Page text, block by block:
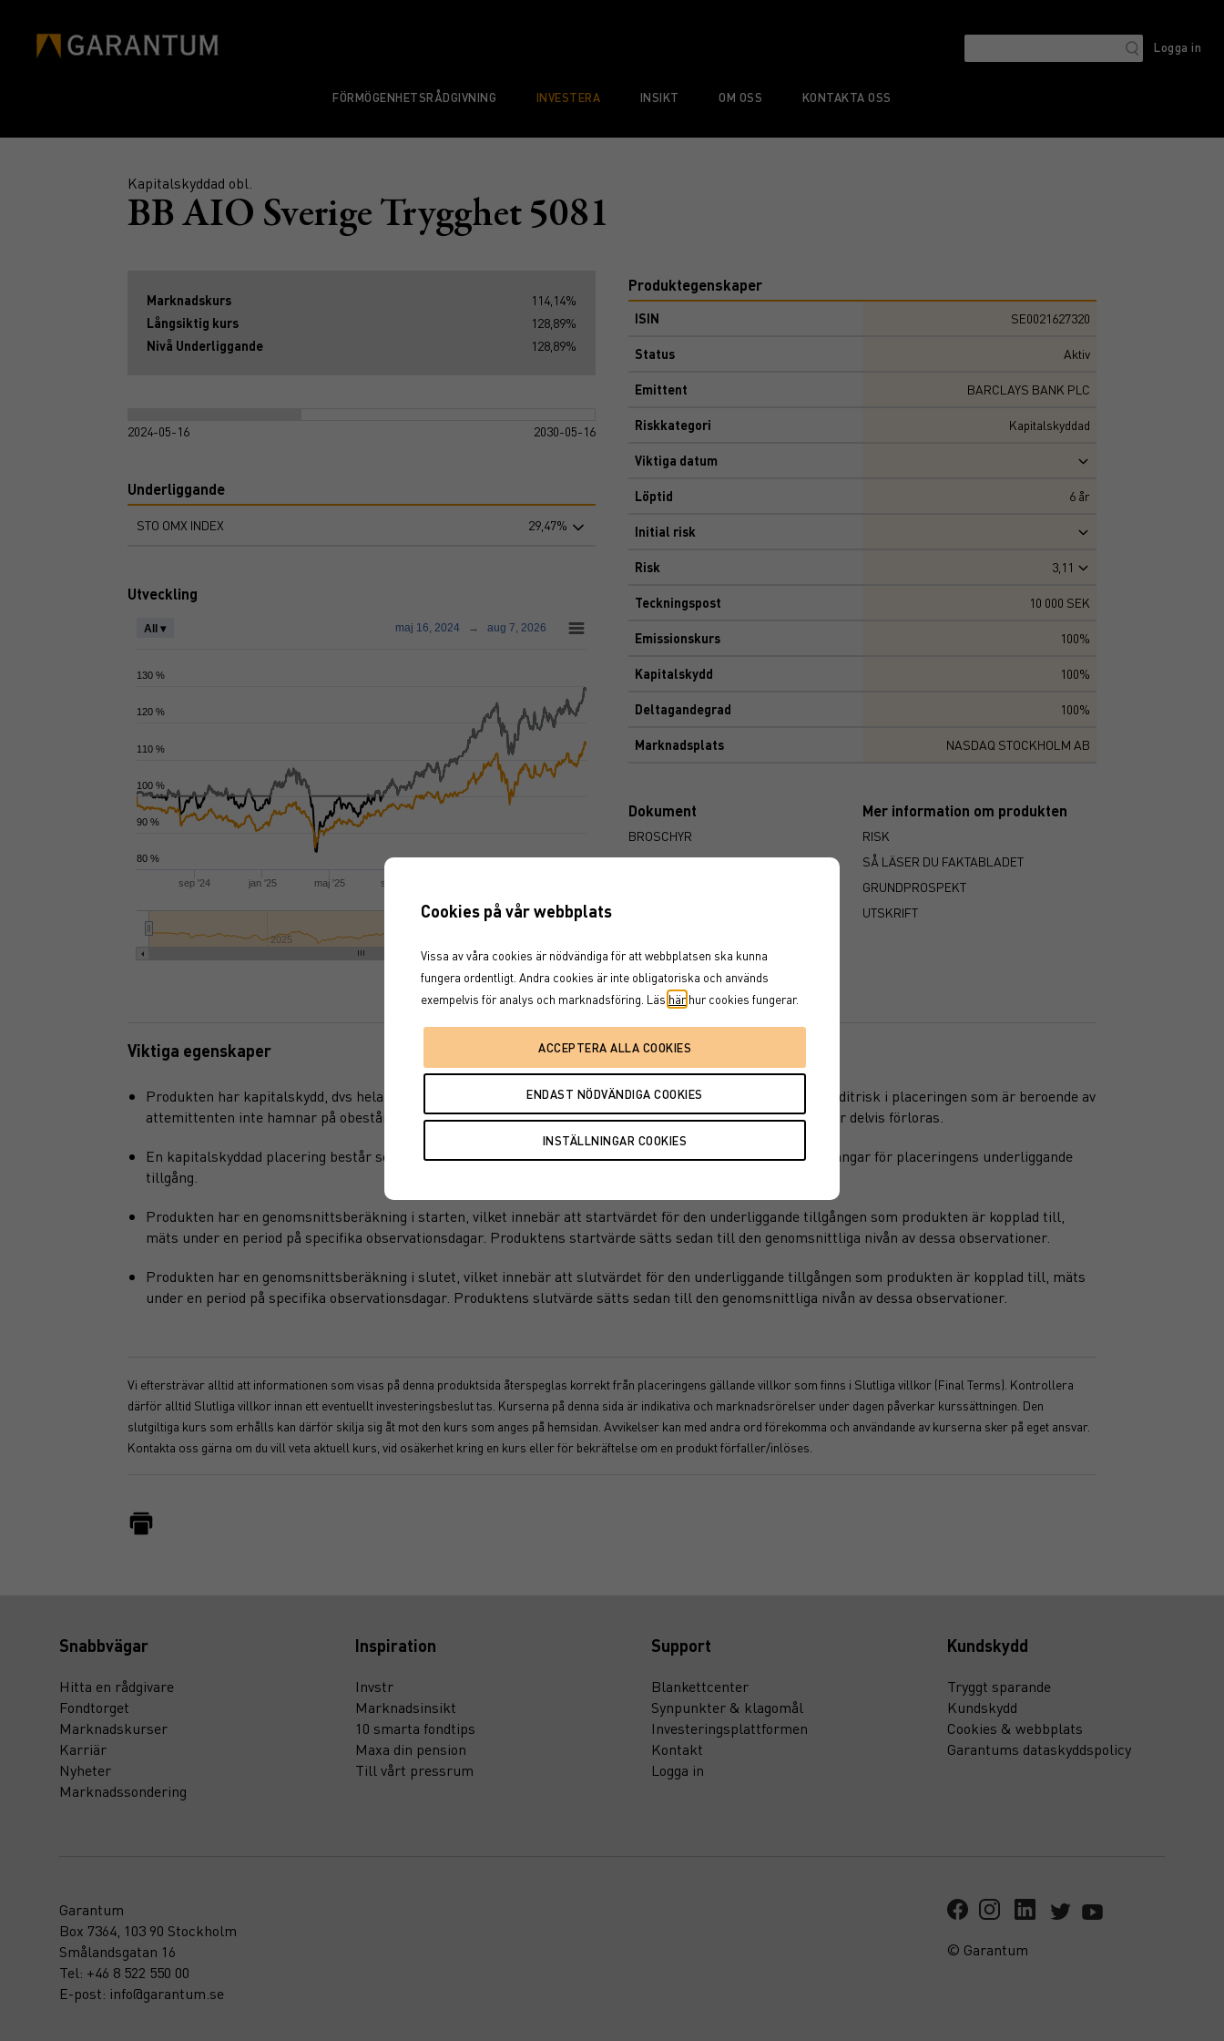
Logga in
FÖRMÖGENHETSRÅDGIVNING INVESTERA INSIKT OM OSS KONTAKTA OSS
Kapitalskyddad obl.
BB AIO Sverige Trygghet 5081
Marknadskurs
114,14%
Långsiktig kurs
128,89%
Nivå Underliggande
128,89%
2024-05-16 2030-05-16
Underliggande
STO OMX INDEX 29,47%
Utveckling
sep '24 jan '25 maj '25 sep '25
2025
80 %
90 %
100 %
110 %
120 %
130 %
All ▾ maj 16, 2024 → aug 7, 2026
Produktegenskaper
ISIN SE0021627320
Status Aktiv
Emittent BARCLAYS BANK PLC
Riskkategori Kapitalskyddad
Viktiga datum
Löptid 6 år
Initial risk
Risk 3,11
Teckningspost 10 000 SEK
Emissionskurs 100%
Kapitalskydd 100%
Deltagandegrad 100%
Marknadsplats NASDAQ STOCKHOLM AB
Dokument
BROSCHYR
SLUTLIGA VILLKOR
Mer information om produkten
RISK
SÅ LÄSER DU FAKTABLADET
GRUNDPROSPEKT
UTSKRIFT
Viktiga egenskaper
Produkten har kapitalskydd, dvs hela det investerade kapitalet är skyddat vid löptidens slut. Det finns en kreditrisk i placeringen som är beroende av
attemittenten inte hamnar på obestånd eller försätts i konkurs vilket kan leda till att en investering helt eller delvis förloras.
En kapitalskyddad placering består som regel av en deltagandegrad som multipliceras med eventuella uppgångar för placeringens underliggande
tillgång.
Produkten har en genomsnittsberäkning i starten, vilket innebär att startvärdet för den underliggande tillgången som produkten är kopplad till,
mäts under en period på specifika observationsdagar. Produktens startvärde sätts sedan till den genomsnittliga nivån av dessa observationer.
Produkten har en genomsnittsberäkning i slutet, vilket innebär att slutvärdet för den underliggande tillgången som produkten är kopplad till, mäts
under en period på specifika observationsdagar. Produktens slutvärde sätts sedan till den genomsnittliga nivån av dessa observationer.
Vi eftersträvar alltid att informationen som visas på denna produktsida återspeglas korrekt från placeringens gällande villkor som finns i Slutliga villkor (Final Terms). Kontrollera
därför alltid Slutliga villkor innan ett eventuellt investeringsbeslut tas. Kurserna på denna sida är indikativa och marknadsrörelser under dagen påverkar kurssättningen. Den
slutgiltiga kurs som erhålls kan därför skilja sig åt mot den kurs som anges på hemsidan. Avvikelser kan med andra ord förekomma och användande av kurserna sker på eget ansvar.
Kontakta oss gärna om du vill veta aktuell kurs, vid osäkerhet kring en kurs eller för bekräftelse om en produkt förfaller/inlöses.
Snabbvägar
Hitta en rådgivare
Fondtorget
Marknadskurser
Karriär
Nyheter
Marknadssondering
Inspiration
Invstr
Marknadsinsikt
10 smarta fondtips
Maxa din pension
Till vårt pressrum
Support
Blankettcenter
Synpunkter & klagomål
Investeringsplattformen
Kontakt
Logga in
Kundskydd
Tryggt sparande
Kundskydd
Cookies & webbplats
Garantums dataskyddspolicy
Garantum
Box 7364, 103 90 Stockholm
Smålandsgatan 16
Tel: +46 8 522 550 00
E-post: info@garantum.se
© Garantum
Cookies på vår webbplats
Vissa av våra cookies är nödvändiga för att webbplatsen ska kunna
fungera ordentligt. Andra cookies är inte obligatoriska och används
exempelvis för analys och marknadsföring. Läs här hur cookies fungerar.